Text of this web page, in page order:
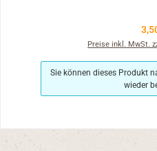
Preise inkl. MwSt.
Sie können dieses Produkt
wieder